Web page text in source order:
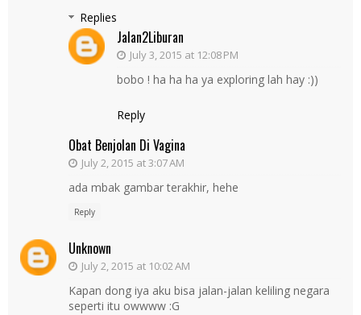
Replies
Jalan2Liburan
July 3, 2015 at 12:08 PM
bobo ! ha ha ha ya exploring lah hay :))
Reply
Obat Benjolan Di Vagina
July 2, 2015 at 3:07 AM
ada mbak gambar terakhir, hehe
Reply
Unknown
July 2, 2015 at 10:02 AM
Kapan dong iya aku bisa jalan-jalan keliling negara
seperti itu owwww :G